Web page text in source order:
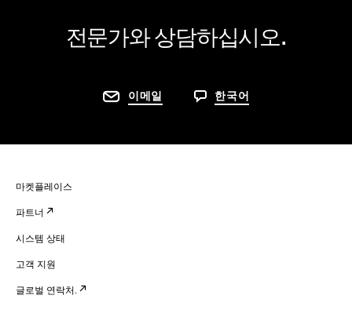
전문가와 상담하십시오.
이메일 한국어
마켓플레이스
파트너
시스템 상태
고객 지원
글로벌 연락처.